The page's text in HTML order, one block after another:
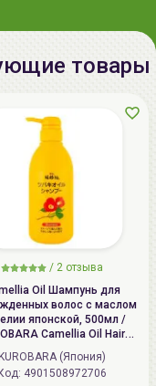
товары
/ 2 отзыва
Oil Шампунь для
волос с маслом
японской, 500мл /
Camellia Oil Hair
Shampoo
KUROBARA (Япония)
Код: 4901508972706